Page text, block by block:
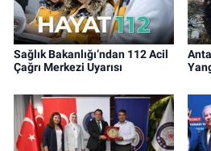
Sağlık Bakanlığı’ndan 112 Acil
Çağrı Merkezi Uyarısı